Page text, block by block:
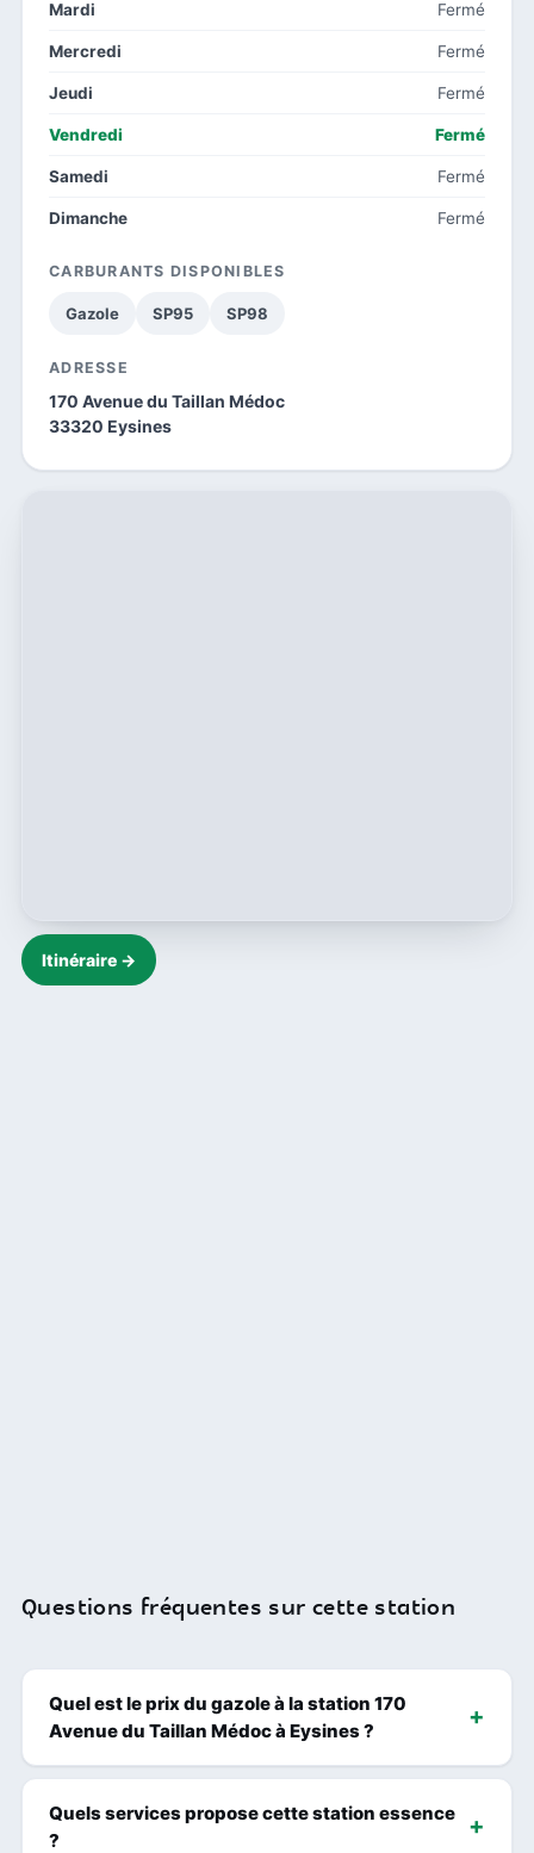
Mardi Fermé
Mercredi Fermé
Jeudi Fermé
Vendredi Fermé
Samedi Fermé
Dimanche Fermé
CARBURANTS DISPONIBLES
Gazole SP95 SP98
ADRESSE
170 Avenue du Taillan Médoc
33320 Eysines
Itinéraire →
Questions fréquentes sur cette station
Quel est le prix du gazole à la station 170
Avenue du Taillan Médoc à Eysines ?
Quels services propose cette station essence
?